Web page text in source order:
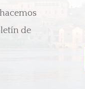
de